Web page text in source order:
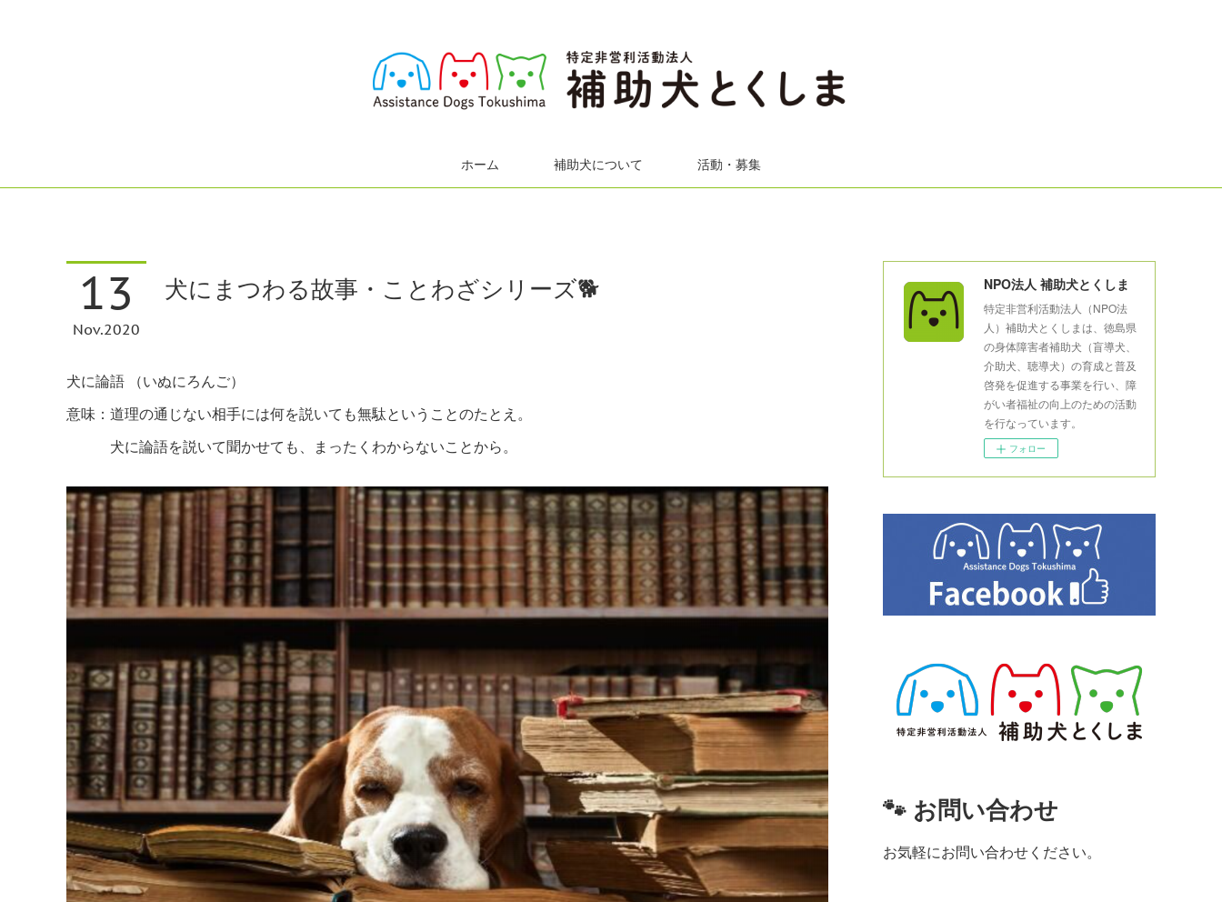
ホーム 補助犬について 活動・募集
13
Nov 2020
犬にまつわる故事・ことわざシリーズ🐕
犬に論語 （いぬにろんご）
意味：道理の通じない相手には何を説いても無駄ということのたとえ。
犬に論語を説いて聞かせても、まったくわからないことから。
NPO法人 補助犬とくしま
特定非営利活動法人（NPO法
人）補助犬とくしまは、徳島県
の身体障害者補助犬（盲導犬、
介助犬、聴導犬）の育成と普及
啓発を促進する事業を行い、障
がい者福祉の向上のための活動
を行なっています。
フォロー
🐾 お問い合わせ
お気軽にお問い合わせください。